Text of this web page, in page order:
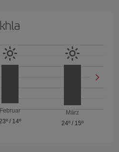
Februar
/ 14º
März
24º / 15º